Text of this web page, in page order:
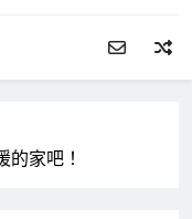
的家吧！